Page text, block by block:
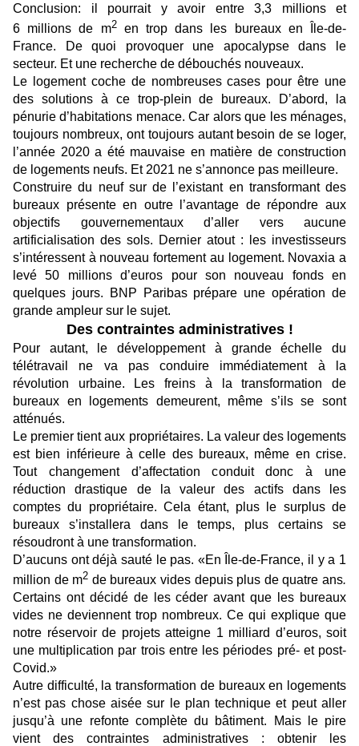
Conclusion: il pourrait y avoir entre 3,3 millions et
6 millions de m2en trop dans les bureaux en Île-de-
France. De quoi provoquer une apocalypse dans le
secteur. Et une recherche de débouchés nouveaux.
Le logement coche de nombreuses cases pour être une
des solutions à ce trop-plein de bureaux. D’abord, la
pénurie d’habitations menace. Car alors que les ménages,
toujours nombreux, ont toujours autant besoin de se loger,
l’année 2020 a été mauvaise en matière de construction
de logements neufs. Et 2021 ne s’annonce pas meilleure.
Construire du neuf sur de l’existant en transformant des
bureaux présente en outre l’avantage de répondre aux
objectifs gouvernementaux d’aller vers aucune
artificialisation des sols. Dernier atout : les investisseurs
s’intéressent à nouveau fortement au logement. Novaxia a
levé 50 millions d’euros pour son nouveau fonds en
quelques jours. BNP Paribas prépare une opération de
grande ampleur sur le sujet.
Des contraintes administratives !
Pour autant, le développement à grande échelle du
télétravail ne va pas conduire immédiatement à la
révolution urbaine. Les freins à la transformation de
bureaux en logements demeurent, même s’ils se sont
atténués.
Le premier tient aux propriétaires. La valeur des logements
est bien inférieure à celle des bureaux, même en crise.
Tout changement d’affectation conduit donc à une
réduction drastique de la valeur des actifs dans les
comptes du propriétaire. Cela étant, plus le surplus de
bureaux s’installera dans le temps, plus certains se
résoudront à une transformation.
D’aucuns ont déjà sauté le pas. «En Île-de-France, il y a 1
million de m2 de bureaux vides depuis plus de quatre ans.
Certains ont décidé de les céder avant que les bureaux
vides ne deviennent trop nombreux. Ce qui explique que
notre réservoir de projets atteigne 1 milliard d’euros, soit
une multiplication par trois entre les périodes pré- et post-
Covid.»
Autre difficulté, la transformation de bureaux en logements
n’est pas chose aisée sur le plan technique et peut aller
jusqu’à une refonte complète du bâtiment. Mais le pire
vient des contraintes administratives : obtenir les